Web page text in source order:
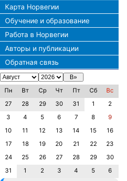
Карта Норвегии
Обучение и образование
Работа в Норвегии
Авторы и публикации
Обратная связь
Пн Вт Ср Чт Пт Сб
Вс
27
28 29 30 31 1
2
3
4 5 6 7 8
9
10
11 12 13 14 15
16
17
18 19 20 21 22
23
24
25 26 27 28 29
30
31
1 2 3 4 5 6